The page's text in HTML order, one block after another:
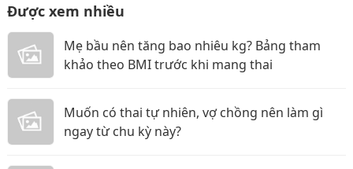
Được xem nhiều
Mẹ bầu nên tăng bao nhiêu kg? Bảng tham
khảo theo BMI trước khi mang thai
Muốn có thai tự nhiên, vợ chồng nên làm gì
ngay từ chu kỳ này?